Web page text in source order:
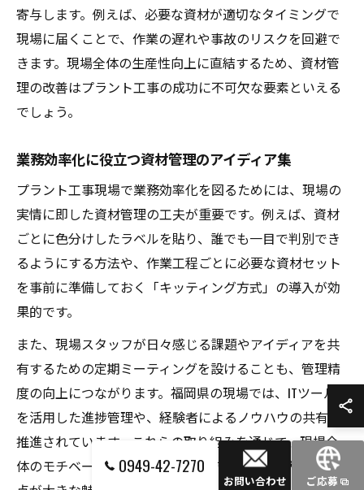
寄与します。例えば、必要な資材が適切なタイミングで
現場に届くことで、作業の遅れや事故のリスクを回避で
きます。現場全体の生産性向上に直結するため、資材管
理の改善はプラント工事の成功に不可欠な要素といえる
でしょう。
業務効率化に役立つ資材管理のアイディア集
プラント工事現場で業務効率化を図るためには、現場の
実情に即した資材管理の工夫が重要です。例えば、資材
ごとに色分けしたラベルを貼り、誰でも一目で判別でき
るようにする方法や、作業工程ごとに必要な資材セット
を事前に準備しておく「キッティング方式」の導入が効
果的です。
また、現場スタッフが日々感じる課題やアイディアを共
有するための定期ミーティングを設けることも、管理精
度の向上につながります。福岡県の現場では、ITツール
を活用した進捗管理や、経験者によるノウハウの共有が
推進されています。これらの取り組みを通じて、現場全
体のモチベーション向上やキャリアアップにも結びつく
0949-42-7270
お問い合わせ ご応募